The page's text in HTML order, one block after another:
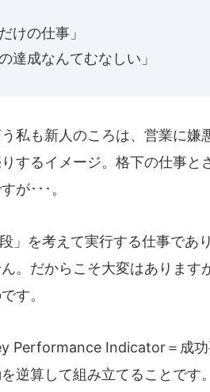
けの仕事」
達成なんてむなしい」
私も新人のころは、営業に嫌
するイメージ。格下の仕事と
が･･･。
」を考えて実行する仕事であ
。だからこそ大変はあります
す。
Performance Indicator＝成功
逆算して組み立てることです